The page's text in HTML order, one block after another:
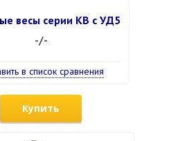
весы серии КВ с УД5
-/-
в список сравнения
Купить